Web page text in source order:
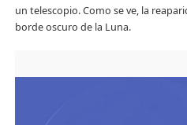
un telescopio. Como se ve, la
borde oscuro de la Luna.